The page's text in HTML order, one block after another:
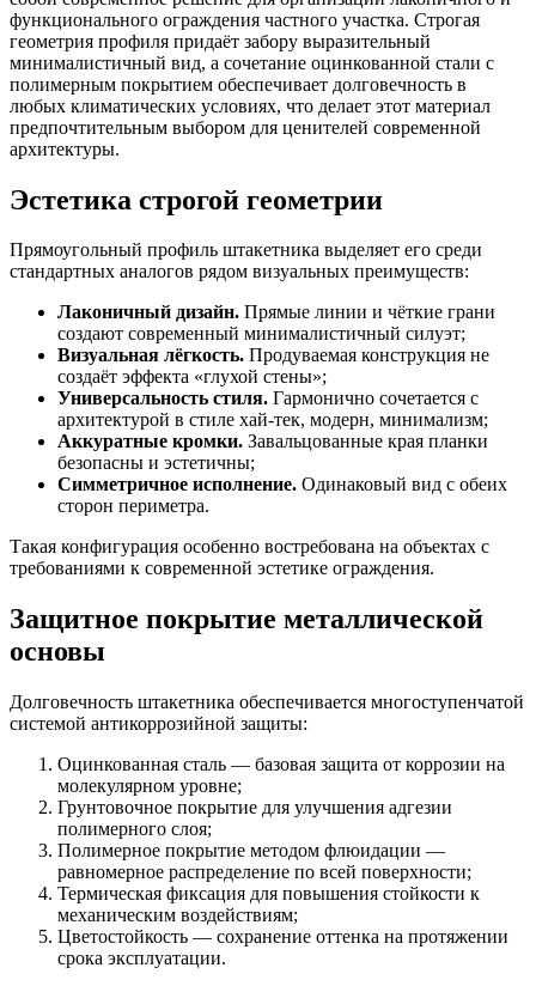
функционального ограждения частного участка. Строгая
геометрия профиля придаёт забору выразительный
минималистичный вид, а сочетание оцинкованной стали с
полимерным покрытием обеспечивает долговечность в
любых климатических условиях, что делает этот материал
предпочтительным выбором для ценителей современной
архитектуры.
Эстетика строгой геометрии
Прямоугольный профиль штакетника выделяет его среди
стандартных аналогов рядом визуальных преимуществ:
Лаконичный дизайн. Прямые линии и чёткие грани
создают современный минималистичный силуэт;
Визуальная лёгкость. Продуваемая конструкция не
создаёт эффекта «глухой стены»;
Универсальность стиля. Гармонично сочетается с
архитектурой в стиле хай-тек, модерн, минимализм;
Аккуратные кромки. Завальцованные края планки
безопасны и эстетичны;
Симметричное исполнение. Одинаковый вид с обеих
сторон периметра.
Такая конфигурация особенно востребована на объектах с
требованиями к современной эстетике ограждения.
Защитное покрытие металлической
основы
Долговечность штакетника обеспечивается многоступенчатой
системой антикоррозийной защиты:
Оцинкованная сталь — базовая защита от коррозии на
молекулярном уровне;
Грунтовочное покрытие для улучшения адгезии
полимерного слоя;
Полимерное покрытие методом флюидации —
равномерное распределение по всей поверхности;
Термическая фиксация для повышения стойкости к
механическим воздействиям;
Цветостойкость — сохранение оттенка на протяжении
срока эксплуатации.